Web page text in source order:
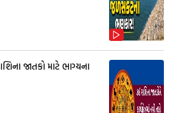
જાતકો માટે ભાગ્યના